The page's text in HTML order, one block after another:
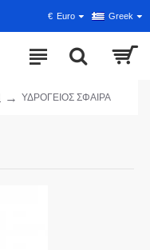
€ Euro Greek
ΥΔΡΟΓΕΙΟΣ ΣΦΑΙΡΑ